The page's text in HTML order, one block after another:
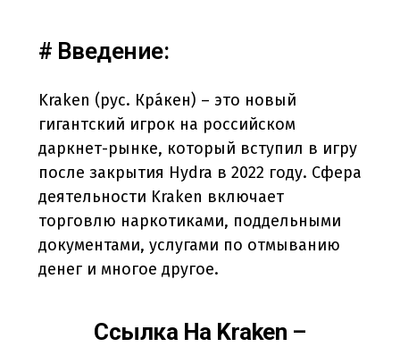
# Введение:
Kraken (рус. Кра́кен) – это новый
гигантский игрок на российском
даркнет-рынке, который вступил в игру
после закрытия Hydra в 2022 году. Сфера
деятельности Kraken включает
торговлю наркотиками, поддельными
документами, услугами по отмыванию
денег и многое другое.
Cсылка На Kraken –